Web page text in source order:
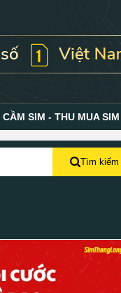
CẦM SIM - THU MUA SIM
Tìm kiếm